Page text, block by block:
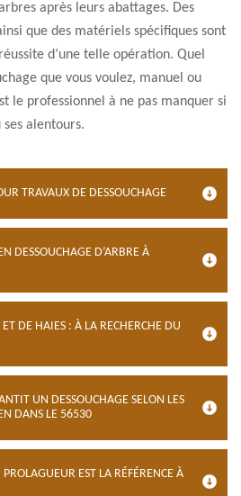
après leurs abattages. Des
que des matériels spécifiques sont
d’une telle opération. Quel
que vous voulez, manuel ou
le professionnel à ne pas manquer si
alentours.
TRAVAUX DE DESSOUCHAGE
DESSOUCHAGE D’ARBRE À
ET DE HAIES : À LA RECHERCHE DU
UN DESSOUCHAGE SELON LES
DANS LE 56530
EST LA RÉFÉRENCE À